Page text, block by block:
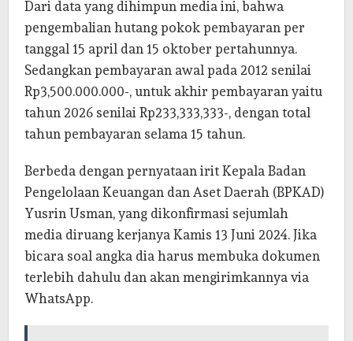
Dari data yang dihimpun media ini, bahwa
pengembalian hutang pokok pembayaran per
tanggal 15 april dan 15 oktober pertahunnya.
Sedangkan pembayaran awal pada 2012 senilai
Rp3,500.000.000-, untuk akhir pembayaran yaitu
tahun 2026 senilai Rp233,333,333-, dengan total
tahun pembayaran selama 15 tahun.
Berbeda dengan pernyataan irit Kepala Badan
Pengelolaan Keuangan dan Aset Daerah (BPKAD)
Yusrin Usman, yang dikonfirmasi sejumlah
media diruang kerjanya Kamis 13 Juni 2024. Jika
bicara soal angka dia harus membuka dokumen
terlebih dahulu dan akan mengirimkannya via
WhatsApp.